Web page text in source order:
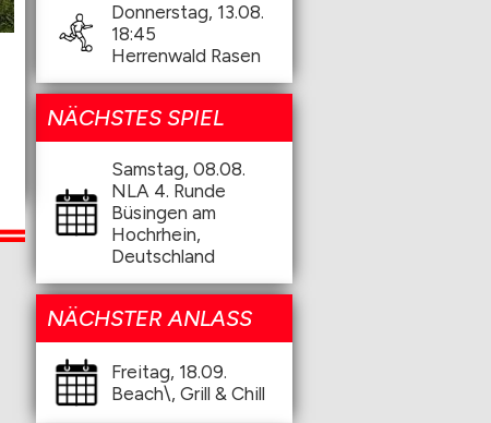
Donnerstag, 13.08.
18:45
Herrenwald Rasen
NÄCHSTES SPIEL
Samstag, 08.08.
NLA 4. Runde
Büsingen am
Hochrhein,
Deutschland
NÄCHSTER ANLASS
Freitag, 18.09.
Beach\, Grill & Chill